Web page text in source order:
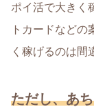
ポイ活で大きく
トカードなどの
く稼げるのは間
ただし、あ